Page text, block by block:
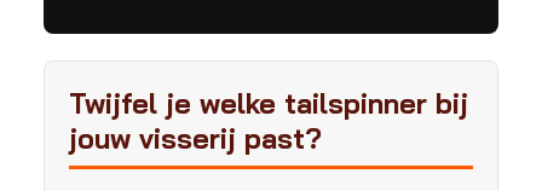
Twijfel je welke tailspinner bij
jouw visserij past?